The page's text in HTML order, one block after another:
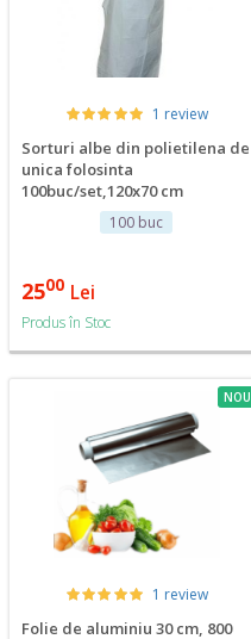
1 review
Sorturi albe din polietilena de
unica folosinta
100buc/set,120x70 cm
100 buc
2500 Lei
Produs în Stoc
NOU
1 review
Folie de aluminiu 30 cm, 800